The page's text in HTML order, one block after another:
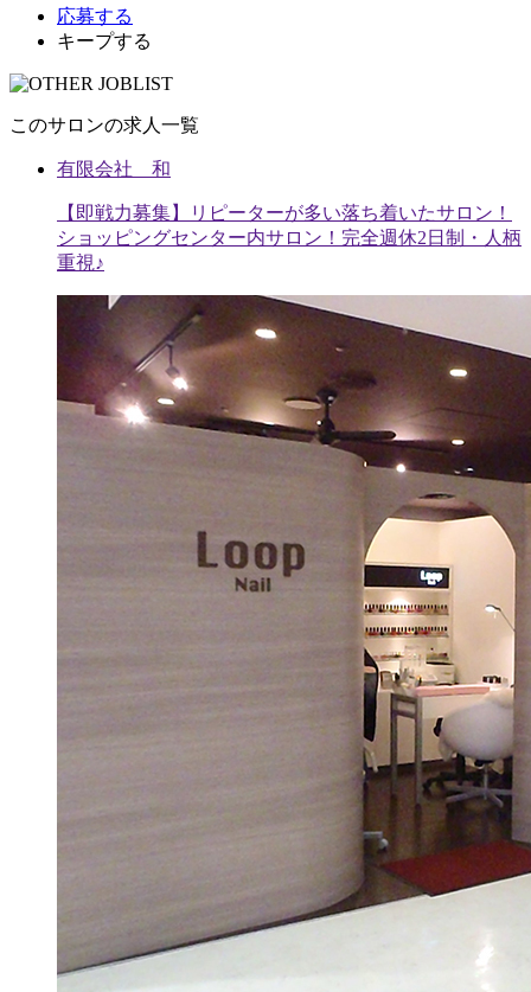
応募する
キープする
このサロンの求人一覧
有限会社 和
【即戦力募集】リピーターが多い落ち着いたサロン！
ショッピングセンター内サロン！完全週休2日制・人柄
重視♪